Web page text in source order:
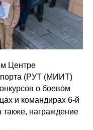
Центре
(РУТ (МИИТ)
о боевом
и командирах 6-й
также, награждение